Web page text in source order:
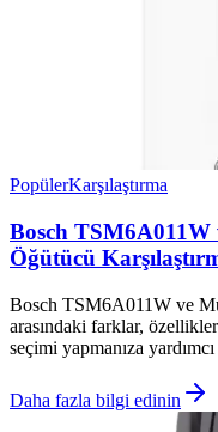
PopülerKarşılaştırma
Bosch
Öğütücü
Bosch TSM6A011W ve
arasındaki farklar,
seçimi yapmanıza
Daha fazla bilgi edinin